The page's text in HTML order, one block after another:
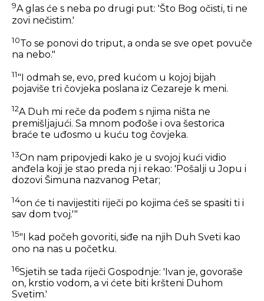
9A glas će s neba po drugi put: 'Što Bog očisti, ti ne
zovi nečistim.'
10To se ponovi do triput, a onda se sve opet povuče
na nebo."
11"I odmah se, evo, pred kućom u kojoj bijah
pojaviše tri čovjeka poslana iz Cezareje k meni.
12A Duh mi reče da pođem s njima ništa ne
premišljajući. Sa mnom pođoše i ova šestorica
braće te uđosmo u kuću tog čovjeka.
13On nam pripovjedi kako je u svojoj kući vidio
anđela koji je stao preda nj i rekao: 'Pošalji u Jopu i
dozovi Šimuna nazvanog Petar;
14on će ti navijestiti riječi po kojima ćeš se spasiti ti i
sav dom tvoj.'"
15"I kad počeh govoriti, siđe na njih Duh Sveti kao
ono na nas u početku.
16Sjetih se tada riječi Gospodnje: 'Ivan je, govoraše
on, krstio vodom, a vi ćete biti kršteni Duhom
Svetim.'